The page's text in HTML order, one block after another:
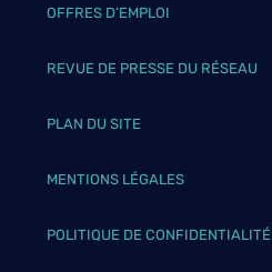
OFFRES D’EMPLOI
REVUE DE PRESSE DU RÉSEAU
PLAN DU SITE
MENTIONS LÉGALES
POLITIQUE DE CONFIDENTIALITÉ